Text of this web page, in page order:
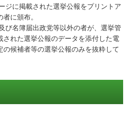
ジに掲載された選挙公報をプリントア
に頒布。
び名簿届出政党等以外の者が、選挙管
された選挙公報のデータを添付した電
候補者等の選挙公報のみを抜粋して